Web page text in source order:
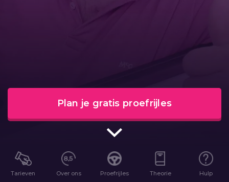
Plan je gratis proefrijles
Tarieven Over ons Proefrijles Theorie Hulp